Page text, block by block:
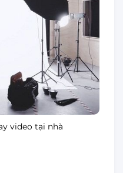
video tại nhà